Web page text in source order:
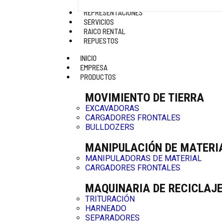
REPRESENTACIONES
SERVICIOS
RAICO RENTAL
REPUESTOS
INICIO
EMPRESA
PRODUCTOS
MOVIMIENTO DE TIERRA
EXCAVADORAS
CARGADORES FRONTALES
BULLDOZERS
MANIPULACIÓN DE
MANIPULADORAS DE MATERIAL
CARGADORES FRONTALES
MAQUINARIA DE
TRITURACIÓN
HARNEADO
SEPARADORES